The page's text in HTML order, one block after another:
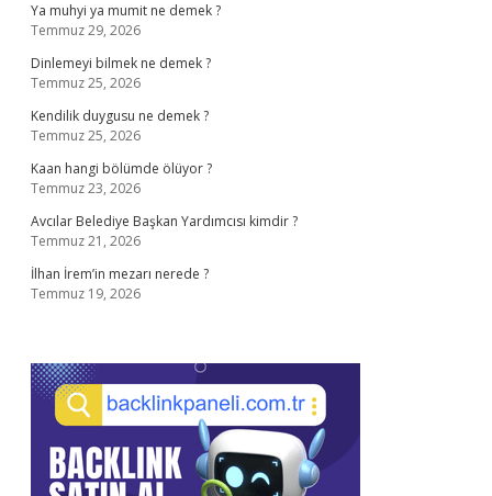
Ya muhyi ya mumit ne demek ?
Temmuz 29, 2026
Dinlemeyi bilmek ne demek ?
Temmuz 25, 2026
Kendilik duygusu ne demek ?
Temmuz 25, 2026
Kaan hangi bölümde ölüyor ?
Temmuz 23, 2026
Avcılar Belediye Başkan Yardımcısı kimdir ?
Temmuz 21, 2026
İlhan İrem’in mezarı nerede ?
Temmuz 19, 2026